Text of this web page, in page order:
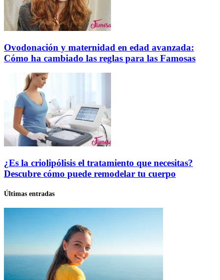
Ovodonación y maternidad en edad avanzada:
Cómo ha cambiado las reglas para las Famosas
¿Es la criolipólisis el tratamiento que necesitas?
Descubre cómo puede remodelar tu cuerpo
Últimas entradas